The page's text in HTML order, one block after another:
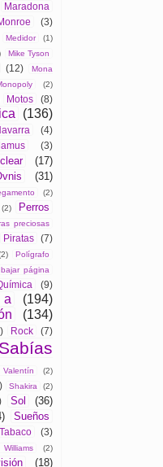
Maradona
(3)
Medidor (1)
Mike Tyson
(12)
Mona
(2)
Motos (8)
(136)
(4)
(3)
(17)
(31)
(2)
(2)
Perros
preciosas
Piratas
(7)
Polígrafo
página
(9)
a (194)
(134)
Rock (7)
Sabías
(2)
Shakira (2)
Sol (36)
Sueños
Tabaco
(3)
Williams (2)
(18)